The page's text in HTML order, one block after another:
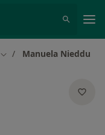
Cambia città
Manuela Nieddu